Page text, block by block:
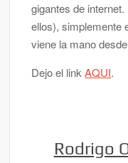
gigantes de
ellos), simplemente
viene la mano
Dejo el linkAQUI.
Rodrigo